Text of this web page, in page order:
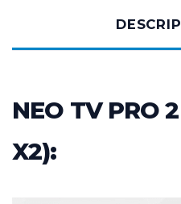
NEO TV PRO
X2):